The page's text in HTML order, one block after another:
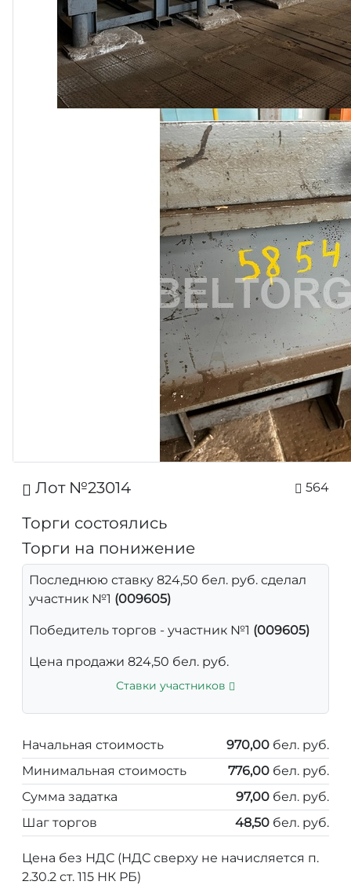
Лот №23014 564
Торги состоялись
Торги на понижение
Последнюю ставку 824,50 бел. руб. сделал
участник №1 (009605)
Победитель торгов - участник №1 (009605)
Цена продажи 824,50 бел. руб.
Ставки участников
Начальная стоимость 970,00 бел. руб.
Минимальная стоимость
776,00 бел. руб.
Сумма задатка
97,00 бел. руб.
Шаг торгов
48,50 бел. руб.
Цена без НДС (НДС сверху не начисляется п.
2.30.2 ст. 115 НК РБ)